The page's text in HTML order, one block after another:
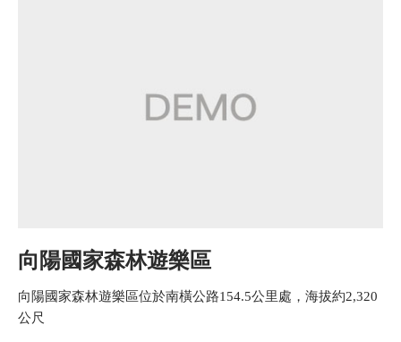
向陽國家森林遊樂區
向陽國家森林遊樂區位於南橫公路154.5公里處，海拔約2,320
公尺